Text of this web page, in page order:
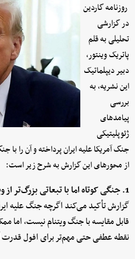
روزنامه گاردین
در گزارشی
تحلیلی به قلم
پاتریک وینتور،
دبیر دیپلماتیک
این نشریه، به
بررسی
پیامدهای
ژئوپلیتیکی
جنگ آمریکا علیه ایران پرداخته و آن را
از محورهای این گزارش به شرح زیر است:
1. جنگی کوتاه اما با تبعاتی بزرگ‌تر از ویتنام
گزارش تأکید می‌کند اگرچه جنگ علیه
قابل مقایسه با جنگ ویتنام نیست، اما
نقطه عطفی حتی مهم‌تر برای افول قدرت